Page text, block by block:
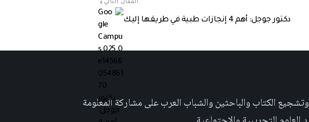
المقال التالي
دكتور جوجل: أهم 4 إنجازات طبية في طريقها إليك
مجلة علمية عربية غير ربحية، تهدف الى إثراء المحتوى العلمي العربي على والويب٬ وتشجيع الكتاب والباحثين والشباب العرب على مشاركة المعلومة